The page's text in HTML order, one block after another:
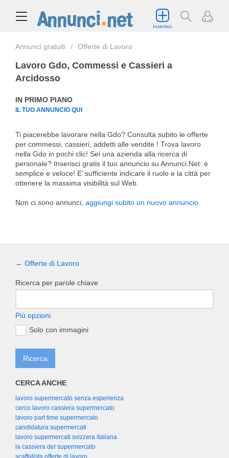
Inserisci
Annunci gratuiti Offerte di Lavoro
Lavoro Gdo, Commessi e Cassieri a
Arcidosso
IN PRIMO PIANO
IL TUO ANNUNCIO QUI
Ti piacerebbe lavorare nella Gdo? Consulta subito le offerte
per commessi, cassieri, addetti alle vendite ! Trova lavoro
nella Gdo in pochi clic! Sei una azienda alla ricerca di
personale? Inserisci gratis il tuo annuncio su Annunci.Net: è
semplice e veloce! E’ sufficiente indicare il ruolo e la città per
ottenere la massima visibilità sul Web.
Non ci sono annunci, aggiungi subito un nuovo annuncio
← Offerte di Lavoro
Ricerca per parole chiave
Più opzioni
Solo con immagini
CERCA ANCHE
lavoro supermercato senza esperienza
cerco lavoro cassiera supermercato
lavoro part time supermercato
candidatura supermercati
lavoro supermercati svizzera italiana
la cassiera del supermercato
scaffalista offerte di lavoro